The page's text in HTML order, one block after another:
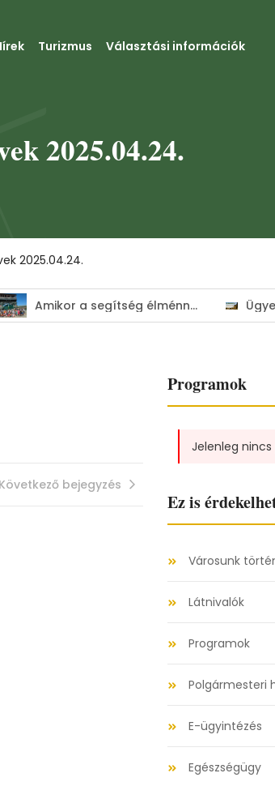
Turizmus Választási információk
2025.04.24.
2025.04.24.
Amikor a segítség élménnyé válik
Következő bejegyzés
Programok
Jelenleg
Ez is
Városunk
Látnivalók
Programok
Polgármesteri
E-ügyintézés
Egészségügy